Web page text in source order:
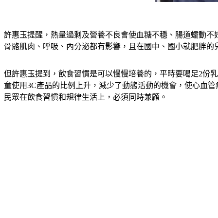
許惠玉提醒，熱量過剩及營養不良會使血糖不穩、腸道蠕動
骨骼肌肉、呼吸、內分泌都有影響，且在國中、國小就肥胖
但許惠玉提到，飲食習慣是可以慢慢培養的，平時要喝足2份
童使用3C產品的比例上升，減少了動態活動的機會，使心血
民眾在飲食習慣和規律生活上，必須同時兼顧。